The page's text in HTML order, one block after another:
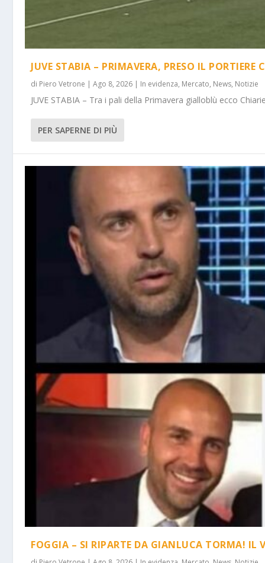
JUVE STABIA – PRIMAVERA, PRESO IL PORTIERE
di Piero Vetrone |Ago 8, 2026 | In evidenza, Mercato, News, Notizie
JUVE STABIA – Tra i pali della Primavera gialloblù ecco
PER SAPERNE DI PIÙ
FOGGIA – SI RIPARTE DA GIANLUCA TORMA! IL